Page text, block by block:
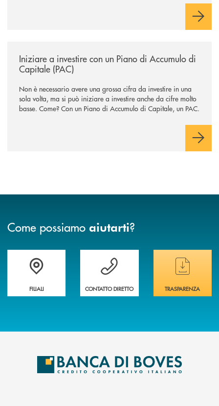
Iniziare a investire con un Piano di Accumulo di
Capitale (PAC)
Non è necessario avere una grossa cifra da investire in una
sola volta, ma si può iniziare a investire anche da cifre molto
basse. Come? Con un Piano di Accumulo di Capitale, un PAC.
Come possiamo aiutarti?
Trova la filiale&nbsp; più vicina a te
FILIALI
Hai bisogno di assistenza immediata ?
CONTATTO DIRETTO
Hai bisogno di
TRASPARENZA